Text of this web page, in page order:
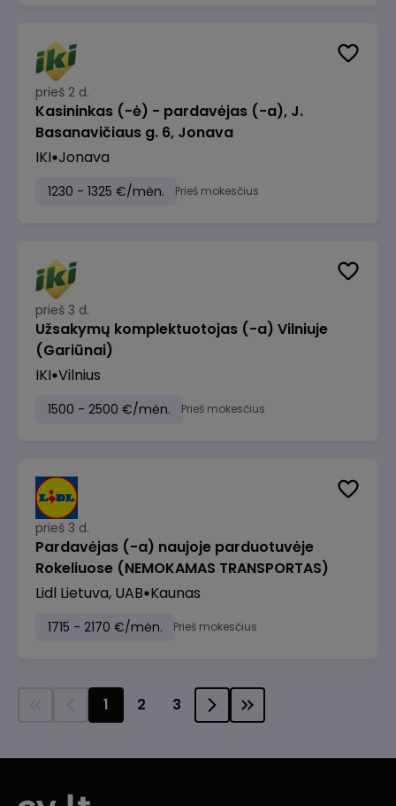
prieš 2 d.
Kasininkas (-ė) - pardavėjas (-a), J.
Basanavičiaus g. 6, Jonava
IKI Jonava
1230 - 1325 €/mėn. Prieš mokesčius
prieš 3 d.
Užsakymų komplektuotojas (-a) Vilniuje
(Gariūnai)
IKI Vilnius
1500 - 2500 €/mėn. Prieš mokesčius
prieš 3 d.
Pardavėjas (-a) naujoje parduotuvėje
Rokeliuose (NEMOKAMAS TRANSPORTAS)
Lidl Lietuva, UAB Kaunas
1715 - 2170 €/mėn. Prieš mokesčius
1 2 3